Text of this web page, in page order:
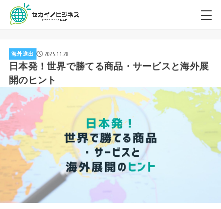
海外進出 2025.11.28
日本発！世界で勝てる商品・サービスと海外展
開のヒント